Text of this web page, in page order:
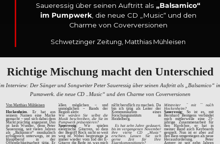
Saueressig über seinen Auftritt als„Balsamico“
im Pumpwerk, die neue CD „Music“ und den
Charme von Coverversionen
Schwetzinger Zeitung, Matthias Mühleisen
Richtige Mischung macht den Unterschied
Interview: Der Sänger und Songwriter Peter Saueressig über seinen Auftritt als „Balsamico“
Pumpwerk, die neue CD „Music“ und den Charme von Coverversionen
Von Matthias Mühleisen
Hockenheim.
Er hat aus
seinem Namen eine Marke
gemacht – und sich dabei dem
Markt prächtig angepasst. Das
ist kein Wunder, denn Peter
Saueressig, seit vielen Jahren
als „Balsamico“ musikalisch
erfolgreich unterwegs, ist im
Hauptberuf in der
Öffentlichkeitsarbeit tätig. Er
allen möglichen – und
unmöglichen – Bands der
Region aktiv.
Wie würden Sie selbst die
Musik beschreiben, die Sie im
Pumpwerk präsentieren?
Saueressig: Wir spielen
elektrische Gitarren, so dass
der Begriff Rock nicht so weit
weg ist. Wobei heutzutage ja
immer wieder vom Tod der E-
Gitarre die Rede ist, was mich
nicht beruflich zu machen. Da
bin ich tätig als Leiter der
Kommunikation eines
Forschungsinstituts in
Heidelberg.
Es hat zehn Jahre gedauert,
bis im vergangenen November
ihre vierte CD „Music“
erschien. Lassen Sie sich
gerne Zeit für Ihre
Eigenkompositionen?
Mitstreiter mit nach
Hockenheim?
Saueressig: So ist es, mit
Bernhard Bentgens verbindet
mich mittlerweile eine 25-
jährige Zusammenarbeit für
den Hardchor, er hat in
meiner Band auch Keyboards
gespielt. Nun ist er aber auf
den Bass umgestiegen als neue
Herausforderung. Peter
Antony ist seit zehn Jahren